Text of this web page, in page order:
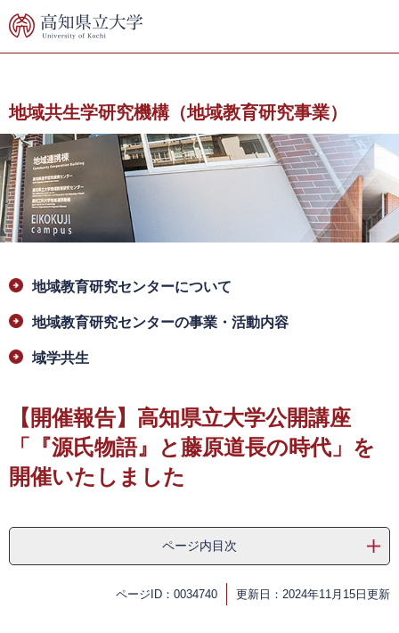
ー
頭
で
す。
ニ
飛
ば
し
て
本
文
へ
地域共生学研究機構（地域教育研究事業）
文
地域教育研究センターについて
地域教育研究センターの事業・活動内容
域学共生
【開催報告】高知県立大学公開講座
「『源氏物語』と藤原道長の時代」を
開催いたしました
ページ内目次
ページID：0034740 更新日：2024年11月15日更新